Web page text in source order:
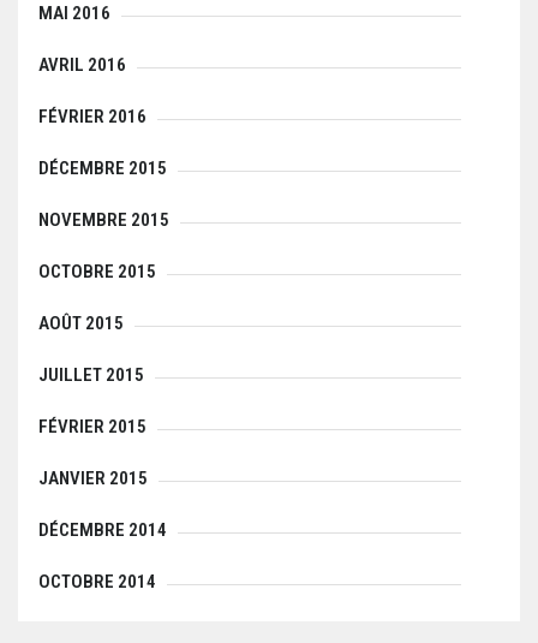
MAI 2016
AVRIL 2016
FÉVRIER 2016
DÉCEMBRE 2015
NOVEMBRE 2015
OCTOBRE 2015
AOÛT 2015
JUILLET 2015
FÉVRIER 2015
JANVIER 2015
DÉCEMBRE 2014
OCTOBRE 2014